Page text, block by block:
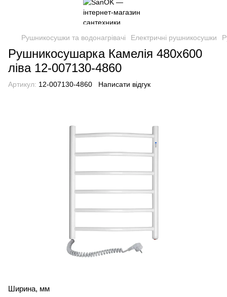
Рушникосушки та водонагрівачі Електричні рушникосушки
Рушникосушарка Камелія 480х600
ліва 12-007130-4860
Артикул: 12-007130-4860 Написати відгук
Ширина, мм